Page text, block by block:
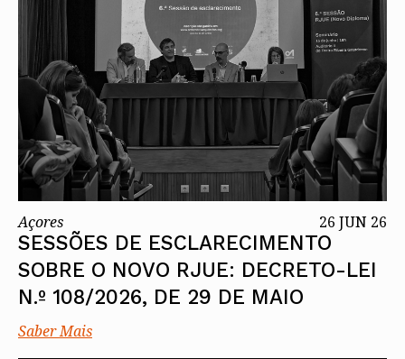
Açores 26 JUN 26
SESSÕES DE ESCLARECIMENTO
SOBRE O NOVO RJUE: DECRETO-LEI
N.º 108/2026, DE 29 DE MAIO
Saber Mais